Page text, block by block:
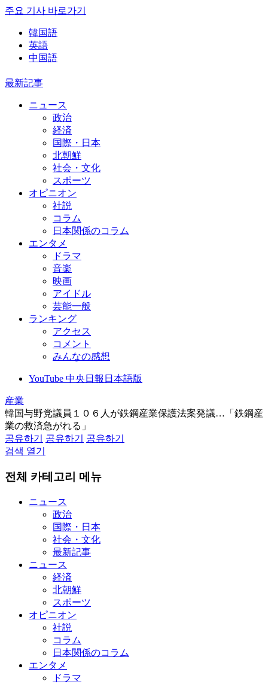
주요 기사 바로가기
韓国語
英語
中国語
最新記事
ニュース
政治
経済
国際・日本
北朝鮮
社会・文化
スポーツ
オピニオン
社説
コラム
日本関係のコラム
エンタメ
ドラマ
音楽
映画
アイドル
芸能一般
ランキング
アクセス
コメント
みんなの感想
YouTube 中央日報日本語版
産業
韓国与野党議員１０６人が鉄鋼産業保護法案発議…「鉄鋼産
業の救済急がれる」
공유하기
공유하기
공유하기
검색 열기
전체 카테고리 메뉴
ニュース
政治
国際・日本
社会・文化
最新記事
ニュース
経済
北朝鮮
スポーツ
オピニオン
社説
コラム
日本関係のコラム
エンタメ
ドラマ